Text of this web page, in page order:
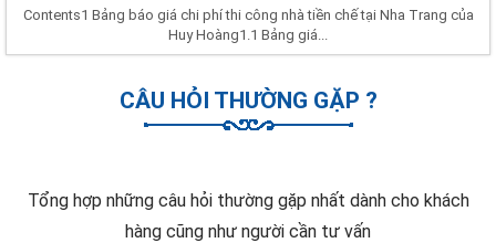
Contents1 Bảng báo giá chi phí thi công nhà tiền chế tại Nha Trang của
Huy Hoàng1.1 Bảng giá...
CÂU HỎI THƯỜNG GẶP ?
Tổng hợp những câu hỏi thường gặp nhất dành cho khách
hàng cũng như người cần tư vấn